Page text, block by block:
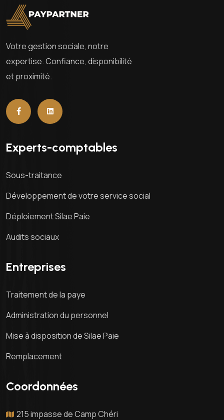
Votre gestion sociale, notre
expertise. Confiance, disponibilité
et proximité.
Experts-comptables
Sous-traitance
Développement de votre service social
Déploiement Silae Paie
Audits sociaux
Entreprises
Traitement de la paye
Administration du personnel
Mise à disposition de Silae Paie
Remplacement
Coordonnées
215 impasse de Camp Chéri